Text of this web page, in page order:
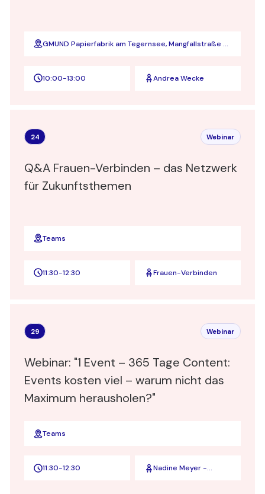
GMUND Papierfabrik am Tegernsee, Mangfallstraße 5,
10:00-13:00 Andrea Wecke
24 Webinar
Q&A Frauen-Verbinden – das Netzwerk
für Zukunftsthemen
Teams
11:30-12:30 Frauen-Verbinden
29 Webinar
Webinar: "1 Event – 365 Tage Content:
Events kosten viel – warum nicht das
Maximum herausholen?"
Teams
11:30-12:30
Nadine Meyer -